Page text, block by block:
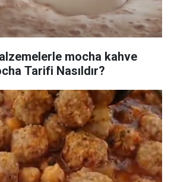
mocha kahve
Tarifi Nasıldır?